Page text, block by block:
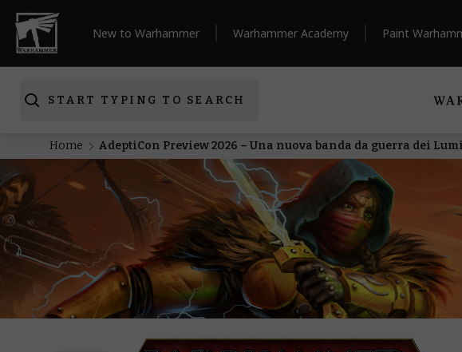
New to Warhammer Warhammer Academy Paint
START TYPING TO SEARCH
Home